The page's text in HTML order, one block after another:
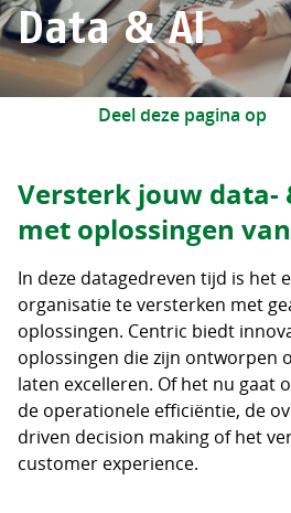
Data & AI
Deel deze pagina op
Versterk jouw data-
met oplossingen
In deze datagedreven tijd is het
organisatie te versterken met
oplossingen. Centric biedt
oplossingen die zijn ontworpen
laten excelleren. Of het nu gaat
de operationele efficiëntie, de
driven decision making of het
customer experience.